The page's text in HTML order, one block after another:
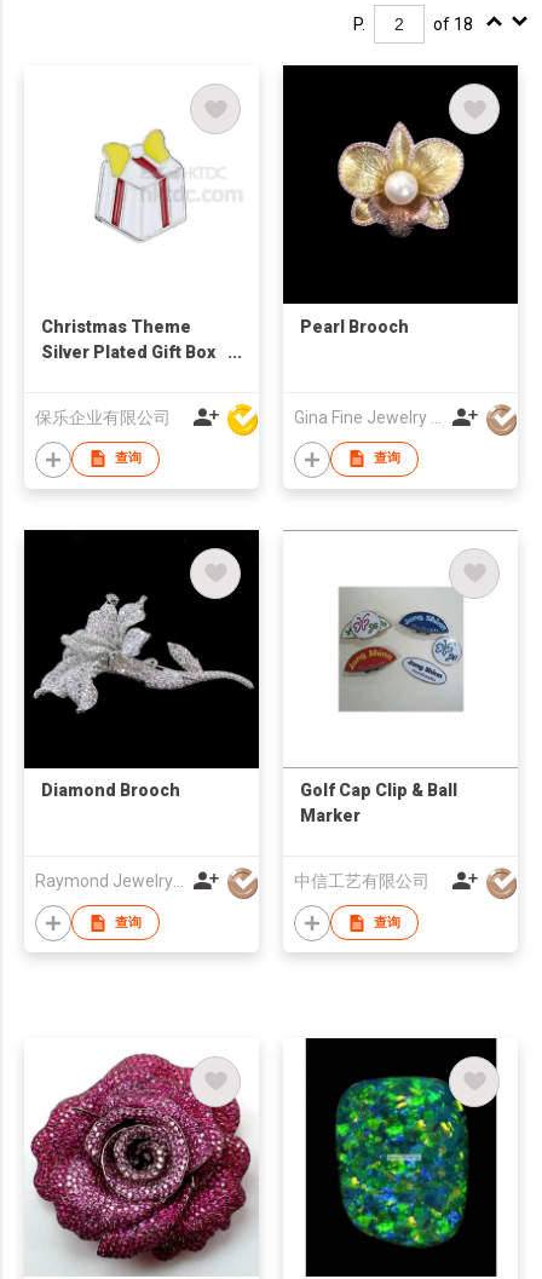
P. of 18
Christmas Theme
Silver Plated Gift Box
保乐企业有限公司
查询
Pearl Brooch
查询
Diamond Brooch
Raymond Jewelry Ltd
查询
Golf Cap Clip & Ball
Marker
中信工艺有限公司
查询